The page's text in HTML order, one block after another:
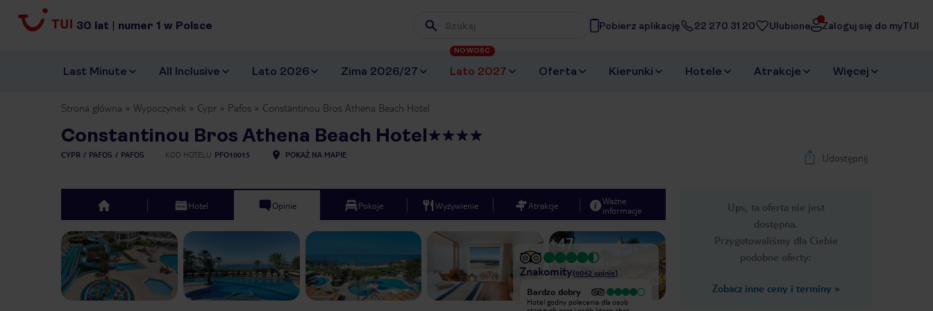
30 lat | numer 1 w Polsce Wpisz frazę, której szukasz
Pobierz aplikację 22 270 31 20 Ulubione Zaloguj się do myTUI
Last Minute All Inclusive Lato 2026 Zima 2026/27 Lato 2027
NOWOŚĆ
Oferta Kierunki Hotele Atrakcje Więcej
Strona główna Wypoczynek Cypr Pafos Constantinou Bros Athena Beach Hotel
Constantinou Bros Athena Beach Hotel
CYPR PAFOS PAFOS KOD HOTELU PFO10015 POKAŻ NA MAPIE Udostępnij
Ups, ta oferta nie jest
dostępna.
Przygotowaliśmy dla Ciebie
podobne oferty:
Zobacz inne ceny i terminy »
top Hotel Opinie Pokoje Wyżywienie Atrakcje
Ważne
informacje
Previous slide Next slide
1/53
+47
Znakomity(6042 opinie)
Wyjątkowy
Najlepsi animatorzy szczególnie Wika
Bardzo dobry
Hotel godny polecenia dla osob
Wyjątkowy